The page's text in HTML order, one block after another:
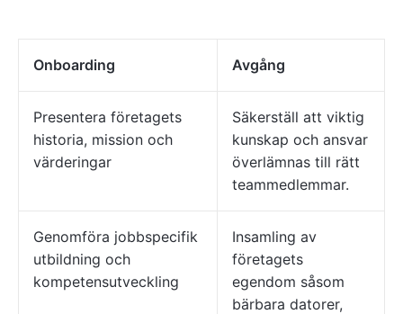
Onboarding Avgång
Presentera företagets
historia, mission och
värderingar
Säkerställ att viktig
kunskap och ansvar
överlämnas till rätt
teammedlemmar.
Genomföra jobbspecifik
utbildning och
kompetensutveckling
Insamling av
företagets
egendom såsom
bärbara datorer,